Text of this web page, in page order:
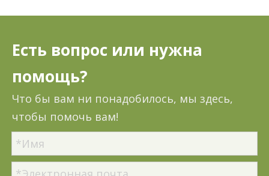
Есть вопрос или нужна
помощь?
Что бы вам ни понадобилось, мы здесь,
чтобы помочь вам!